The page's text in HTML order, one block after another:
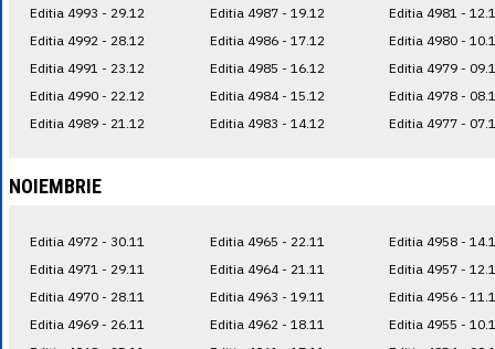
1 NOK= 0.4191
1 RSD= 0.0425
1 RUB= 0.0530
1 TRY= 0.1141
Editia 4993 - 29.12
Editia 4992 - 28.12
Editia 4991 - 23.12
Editia 4990 - 22.12
Editia 4989 - 21.12
Editia 4987 - 19.12
Editia 4986 - 17.12
Editia 4985 - 16.12
Editia 4984 - 15.12
Editia 4983 - 14.12
Editia 4981 -
Editia 4980 -
Editia 4979 -
Editia 4978 -
Editia 4977 -
NOIEMBRIE
Editia 4972 - 30.11
Editia 4971 - 29.11
Editia 4970 - 28.11
Editia 4969 - 26.11
Editia 4965 - 22.11
Editia 4964 - 21.11
Editia 4963 - 19.11
Editia 4962 - 18.11
Editia 4958 -
Editia 4957 -
Editia 4956 -
Editia 4955 -